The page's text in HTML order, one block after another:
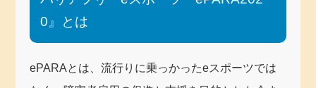
0』とは
ePARAとは、流行りに乗っかったeスポーツでは